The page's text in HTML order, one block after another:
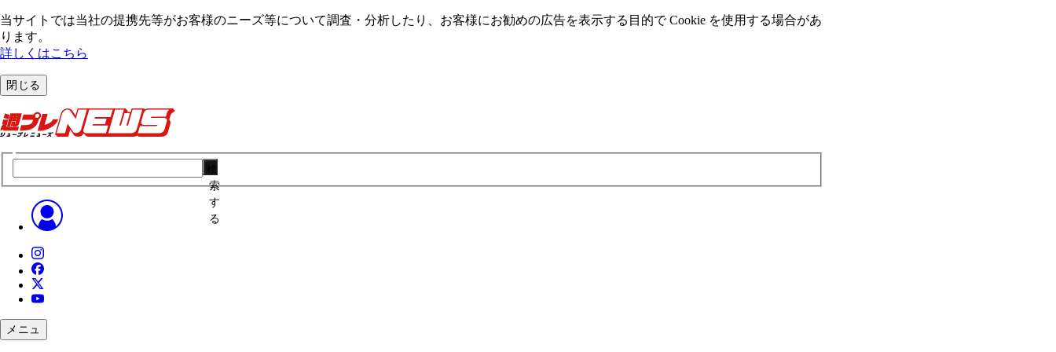
当サイトでは当社の提携先等がお客様のニーズ等について調査・分析したり、お客様にお勧めの広告を表⽰する⽬的で Cookie を使⽤する場合があ
ります。
詳しくはこちら
閉じる
索
す
る
メニュ